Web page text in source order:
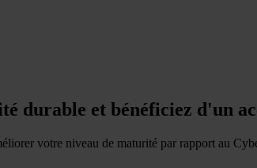
durable et bénéficiez d'un
votre niveau de maturité par rapport au